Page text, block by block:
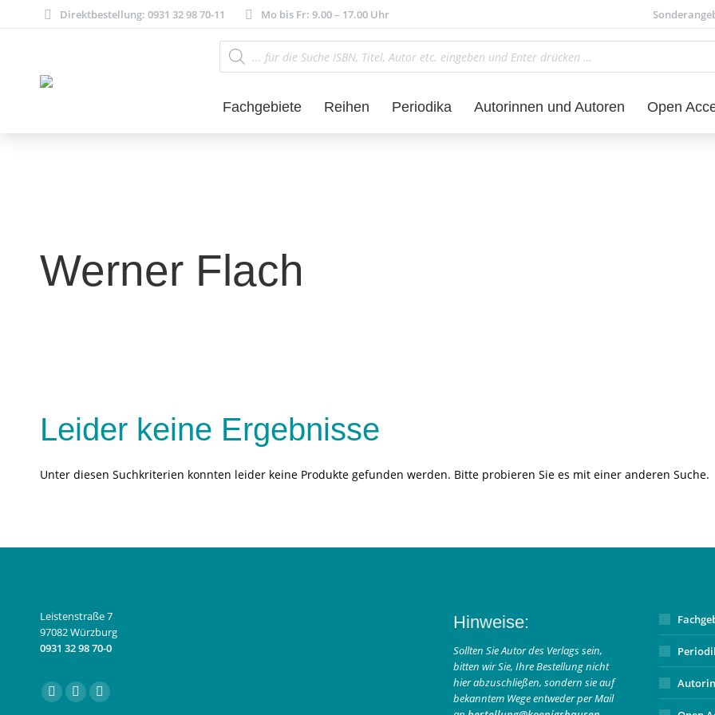
Direktbestellung: 0931 32 98 70-11 Mo bis Fr: 9.00 – 17.00 Uhr
Products
search
Fachgebiete Reihen Periodika Autorinnen und Autoren Open
Werner Flach
Leider keine Ergebnisse
Unter diesen Suchkriterien konnten leider keine Produkte gefunden werden. Bitte probieren Sie es mit einer anderen Suche.
Leistenstraße 7
97082 Würzburg
0931 32 98 70-0
Finden Sie uns auf:
FacebookInstagram
E-
Hinweise:
Sollten Sie Autor des Verlags sein,
bitten wir Sie, Ihre Bestellung nicht
hier abzuschließen, sondern sie auf
bekanntem Wege entweder per Mail